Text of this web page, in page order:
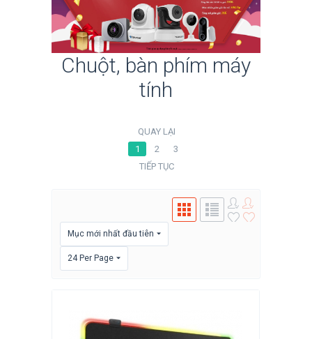
Chuột, bàn phím máy
tính
QUAY LẠI
1
2
3
TIẾP TỤC
Mục mới nhất đầu tiên
24 Per Page